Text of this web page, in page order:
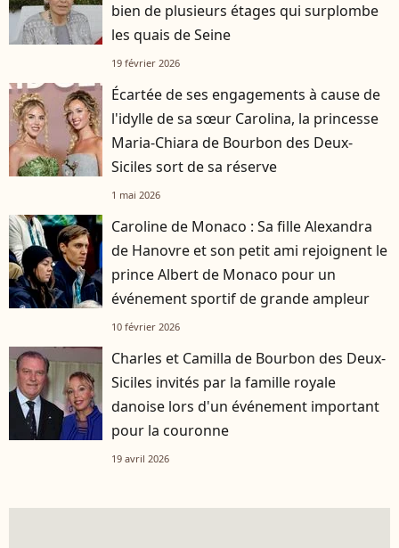
bien de plusieurs étages qui surplombe
les quais de Seine
19 février 2026
Écartée de ses engagements à cause de
l'idylle de sa sœur Carolina, la princesse
Maria-Chiara de Bourbon des Deux-
Siciles sort de sa réserve
1 mai 2026
Caroline de Monaco : Sa fille Alexandra
de Hanovre et son petit ami rejoignent le
prince Albert de Monaco pour un
événement sportif de grande ampleur
10 février 2026
Charles et Camilla de Bourbon des Deux-
Siciles invités par la famille royale
danoise lors d'un événement important
pour la couronne
19 avril 2026